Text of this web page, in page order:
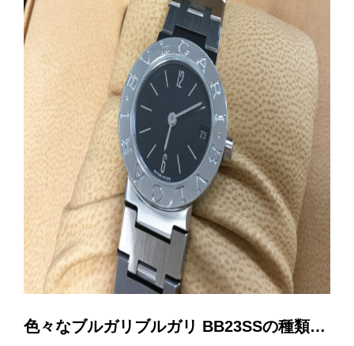
色々なブルガリブルガリ BB23SSの種類について…